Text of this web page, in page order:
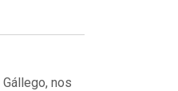
nos